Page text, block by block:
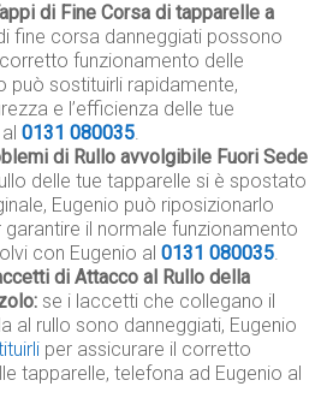
di Fine Corsa di tapparelle a
fine corsa danneggiati possono
funzionamento delle
può sostituirli rapidamente,
e l’efficienza delle tue
al0131 080035.
di Rullo avvolgibile Fuori Sede
delle tue tapparelle si è spostato
Eugenio può riposizionarlo
il normale funzionamento
con Eugenio al0131 080035.
di Attacco al Rullo della
se i laccetti che collegano il
al rullo sono danneggiati, Eugenio
per assicurare il corretto
tapparelle, telefona ad Eugenio al